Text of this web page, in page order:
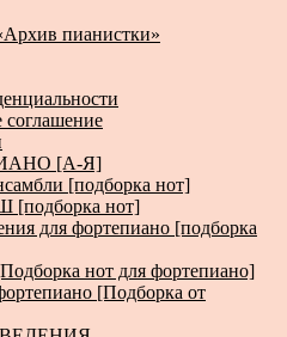
пианистки»
соглашение
[А-Я]
[подборка нот]
[подборка нот]
для фортепиано [подборка
нот для фортепиано]
[Подборка от